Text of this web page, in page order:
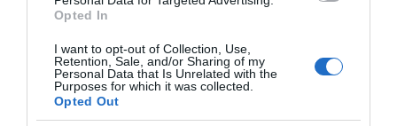
Opted In
I want to opt-out of Collection, Use,
Retention, Sale, and/or Sharing of my
Personal Data that Is Unrelated with the
Purposes for which it was collected.
Opted Out